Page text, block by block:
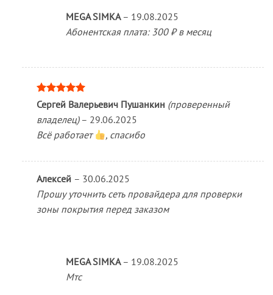
MEGA SIMKA – 19.08.2025
Абонентская плата: 300 ₽ в месяц
Оценка5
из 5
Сергей Валерьевич Пушанкин (проверенный
владелец) – 29.06.2025
Всё работает
, спасибо
Алексей – 30.06.2025
Прошу уточнить сеть провайдера для проверки
зоны покрытия перед заказом
MEGA SIMKA – 19.08.2025
Мтс